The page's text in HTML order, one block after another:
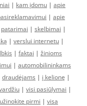
| kam įdomu | apie
| apie
patarimai | skelbimai |
| verslui internetu |
| faktai | žinioms
| automobilininkams
draudėjams | į kelionę |
| visi pasiūlymai |
pirmi | visa